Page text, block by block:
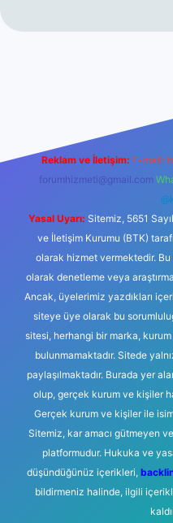
Reklam ve İletişim: E-mail:
forumhizmeti@gmail.com
Yasal Uyarı: Sitemiz, 5651
ve İletişim Kurumu (BTK)
olarak hizmet vermektedir.
olarak denetleme veya
Ancak, üyelerimiz yazdıkları
siteye üye olarak bu
sitesi, herhangi bir marka,
bulunmamaktadır. Sitede
paylaşılmaktadır. Burada yer
olup, gerçek kurum ve kişiler
Gerçek kurum ve kişiler ile
Sitemiz, kar amacı gütmeyen
platformudur. Hukuka ve
düşündüğünüz içerikleri,
bildirmeniz halinde, ilgili